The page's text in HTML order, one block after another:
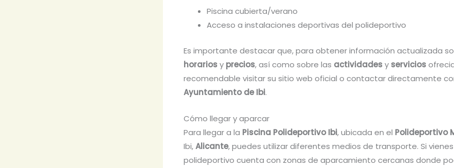
Piscina cubierta/verano
Acceso a instalaciones deportivas del polideportivo
Es importante destacar que, para obtener información actualizada
horariosy precios, así como sobre las actividadesy servicios
recomendable visitar su sitio web oficial o contactar directamente
Ayuntamiento de Ibi.
Cómo llegar y aparcar
Para llegar a la Piscina Polideportivo Ibi, ubicada en el Polideportivo
Ibi,Alicante, puedes utilizar diferentes medios de transporte. Si
polideportivo cuenta con zonas de aparcamiento cercanas donde